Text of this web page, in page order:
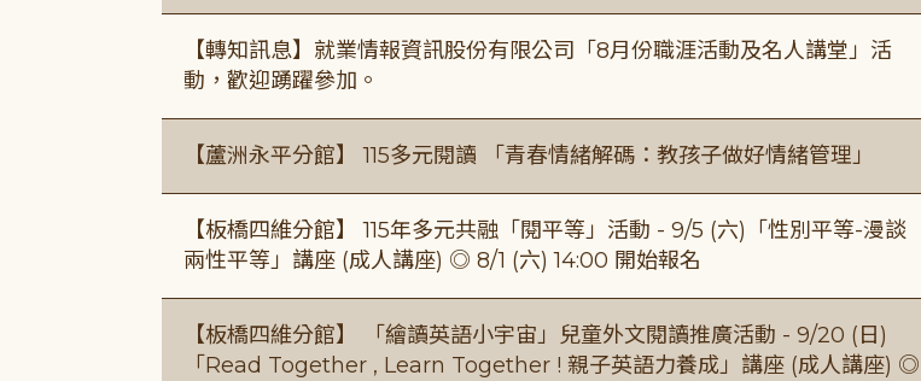
【轉知訊息】就業情報資訊股份有限公司「8月份職涯活動及名人講堂」活
動，歡迎踴躍參加。
【蘆洲永平分館】 115多元閱讀 「青春情緒解碼：教孩子做好情緒管理」
【板橋四維分館】 115年多元共融「閱平等」活動 - 9/5 (六)「性別平等-漫談
兩性平等」講座 (成人講座) ◎ 8/1 (六) 14:00 開始報名
【板橋四維分館】 「繪讀英語小宇宙」兒童外文閱讀推廣活動 - 9/20 (日)
「Read Together , Learn Together ! 親子英語力養成」講座 (成人講座) ◎